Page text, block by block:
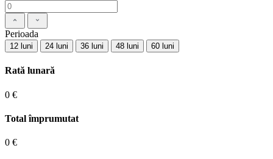
Perioada
12 luni 24 luni 36 luni 48 luni 60 luni
Rată lunară
0 €
Total împrumutat
0 €